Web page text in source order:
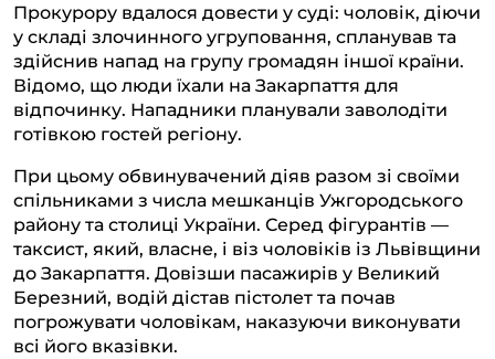
Прокурору вдалося довести у суді: чоловік, діючи
у складі злочинного угруповання, спланував та
здійснив напад на групу громадян іншої країни.
Відомо, що люди їхали на Закарпаття для
відпочинку. Нападники планували заволодіти
готівкою гостей регіону.
При цьому обвинувачений діяв разом зі своїми
спільниками з числа мешканців Ужгородського
району та столиці України. Серед фігурантів —
таксист, який, власне, і віз чоловіків із Львівщини
до Закарпаття. Довізши пасажирів у Великий
Березний, водій дістав пістолет та почав
погрожувати чоловікам, наказуючи виконувати
всі його вказівки.